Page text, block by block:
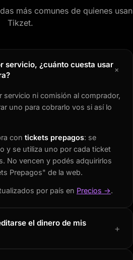
más comunes de quienes usan
Tikzet.
servicio, ¿cuánto cuesta usar+
servicio ni comisión al comprador,
uno para cobrarlo vos si así lo
con tickets prepagos: se
y se utiliza uno por cada ticket
No vencen y podés adquirirlos
Prepagos" de la web.
por país en Precios →.
el dinero de mis
+